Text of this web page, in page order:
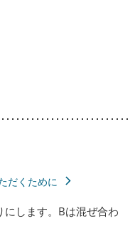
だくために
します。Bは混ぜ合わ